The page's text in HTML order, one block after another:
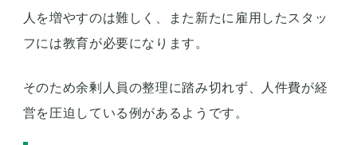
人を増やすのは難しく、また新たに雇用したスタッ
フには教育が必要になります。
そのため余剰人員の整理に踏み切れず、人件費が経
営を圧迫している例があるようです。